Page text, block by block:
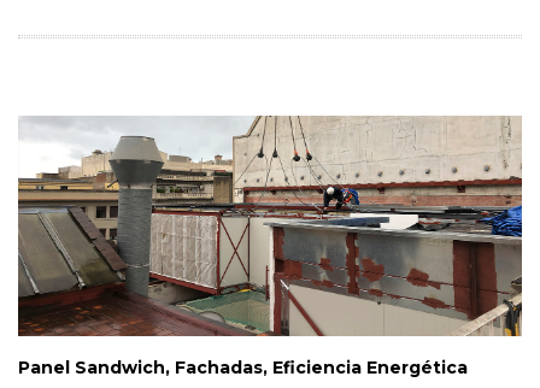
Panel Sandwich, Fachadas, Eficiencia Energética